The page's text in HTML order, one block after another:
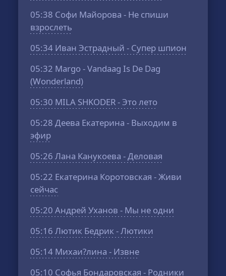
05:38 Софи Майорова - Не спиши
взрослеть
05:34 Иван Эстрадный - Супер шпион
05:32 Margo - Vandaag Is De Dag
(Wonderland)
05:30 MILA SHKODER - Это лето
05:28 Деева Екатерина - Выходим в
эфир
05:26 Лана Канукоева - Деловая
05:22 Екатерина Коротовская - Живи
сейчас
05:20 Андрей Уханов - Мы не одни
05:16 Лютик Бедрик - Лютики
05:14 Михаи?лина - Извне
05:10 Софья Бондаровская - Родники